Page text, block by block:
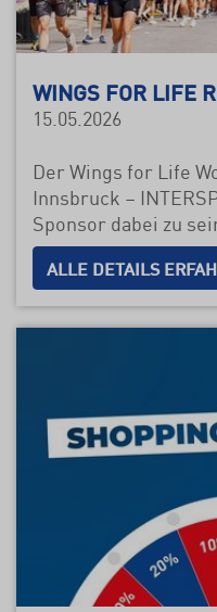
WINGS FOR LIFE
15.05.2026
Der Wings for Life
Innsbruck –
Sponsor dabei zu
ALLE DETAILS